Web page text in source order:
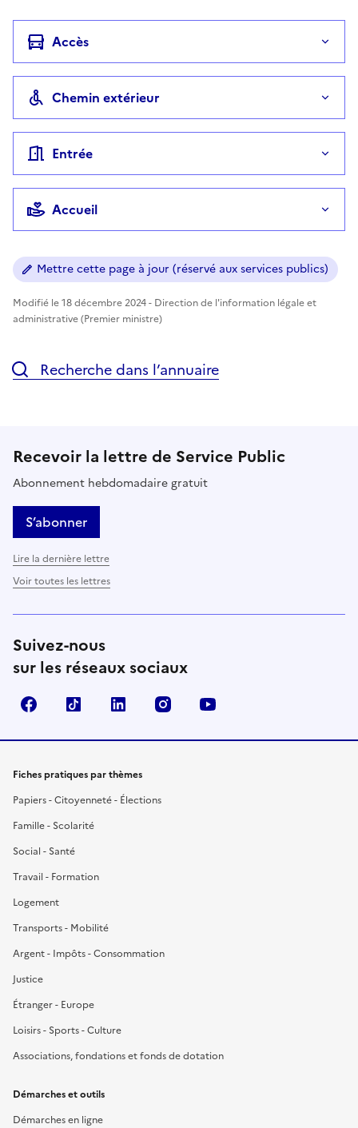
Accès
Chemin extérieur
Entrée
Accueil
Mettre cette page à jour (réservé aux services publics)
Modifié le 18 décembre 2024 - Direction de l'information légale et
administrative (Premier ministre)
Recherche dans l’annuaire
Recevoir la lettre de Service Public
Abonnement hebdomadaire gratuit
S’abonner
Lire la dernière lettre
Voir toutes les lettres
Suivez-nous
sur les réseaux sociaux
FacebookTikTok LinkedIn Instagram
Fiches pratiques par thèmes
Papiers - Citoyenneté - Élections
Famille - Scolarité
Social - Santé
Travail - Formation
Logement
Transports - Mobilité
Argent - Impôts - Consommation
Justice
Étranger - Europe
Loisirs - Sports - Culture
Associations, fondations et fonds de dotation
Démarches et outils
Démarches en ligne